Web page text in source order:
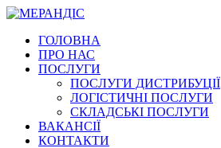
Перейти
содержимому
ГОЛОВНА
ПРО НАС
ПОСЛУГИ
ПОСЛУГИ ДИСТРИБУЦІЇ
ЛОГІСТИЧНІ ПОСЛУГИ
СКЛАДСЬКІ ПОСЛУГИ
ВАКАНСІЇ
КОНТАКТИ